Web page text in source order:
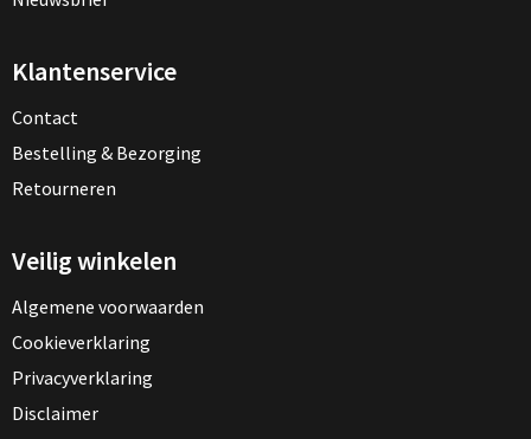
Klantenservice
Contact
Bestelling & Bezorging
Retourneren
Veilig winkelen
Algemene voorwaarden
Cookieverklaring
Privacyverklaring
Disclaimer